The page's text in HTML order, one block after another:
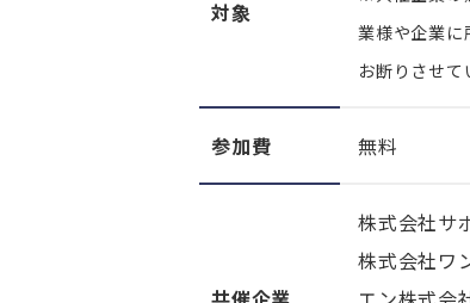
対象
業様や企業に
お断りさせて
参加費 無料
株式会社サ
株式会社ワ